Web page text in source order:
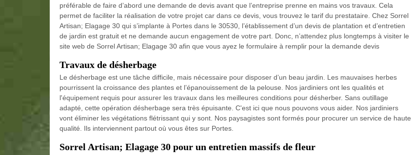
préférable de faire d’abord une demande de devis avant que l’entreprise prenne en mains vos travaux. Cela
permet de faciliter la réalisation de votre projet car dans ce devis, vous trouvez le tarif du prestataire. Chez Sorrel
Artisan; Elagage 30 qui s’implante à Portes dans le 30530, l’établissement d’un devis de plantation et d’entretien
de jardin est gratuit et ne demande aucun engagement de votre part. Donc, n’attendez plus longtemps à visiter le
site web de Sorrel Artisan; Elagage 30 afin que vous ayez le formulaire à remplir pour la demande devis
Travaux de désherbage
Le désherbage est une tâche difficile, mais nécessaire pour disposer d’un beau jardin. Les mauvaises herbes
pourrissent la croissance des plantes et l’épanouissement de la pelouse. Nos jardiniers ont les qualités et
l'équipement requis pour assurer les travaux dans les meilleures conditions pour désherber. Sans outillage
adapté, cette opération désherbage sera très épuisante. C'est ici que nous pouvons vous aider. Nos jardiniers
vont éliminer les végétations flétrissant qui y sont. Nos paysagistes sont formés pour procurer un service de haute
qualité. Ils interviennent partout où vous êtes sur Portes.
Sorrel Artisan; Elagage 30 pour un entretien massifs de fleur